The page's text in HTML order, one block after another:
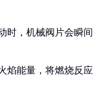
时，机械阀片会瞬间
焰能量，将燃烧反应